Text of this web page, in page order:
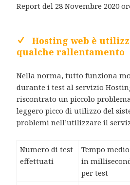
Report del 28 Novembre 2020
Hosting web è
qualche rallentamento
Nella norma, tutto funziona
durante i test al servizio
riscontrato un piccolo
leggero picco di utilizzo del
problemi nell’utilizzare il
Numero di test
effettuati
Tempo medio
in
per test